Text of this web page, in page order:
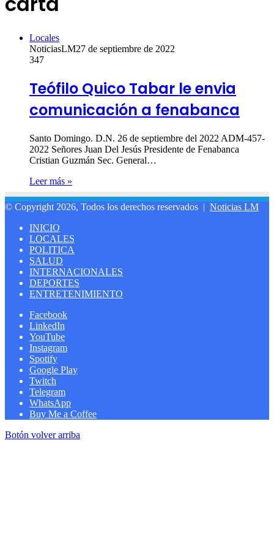
Locales
NoticiasLM27 de septiembre de 2022
347
Teófilo Quico Tabar le envia
comunicación a fenabanca
Santo Domingo. D.N. 26 de septiembre del 2022 ADM-457-
2022 Señores Juan Del Jesús Presidente de Fenabanca
Cristian Guzmán Sec. General…
Leer más »
© Copyright 2026, Todos los derechos reservados | Noticias LM
INICIO
LOCALES
POLITICA
SALUD
INTERNACIONALES
DEPORTES
ENTRETENIMIENTO
Facebook
LinkedIn
YouTube
Instagram
Spotify
Google Play
Twitch
Telegram
WhatsApp
Buy Me a Coffee
Botón volver arriba